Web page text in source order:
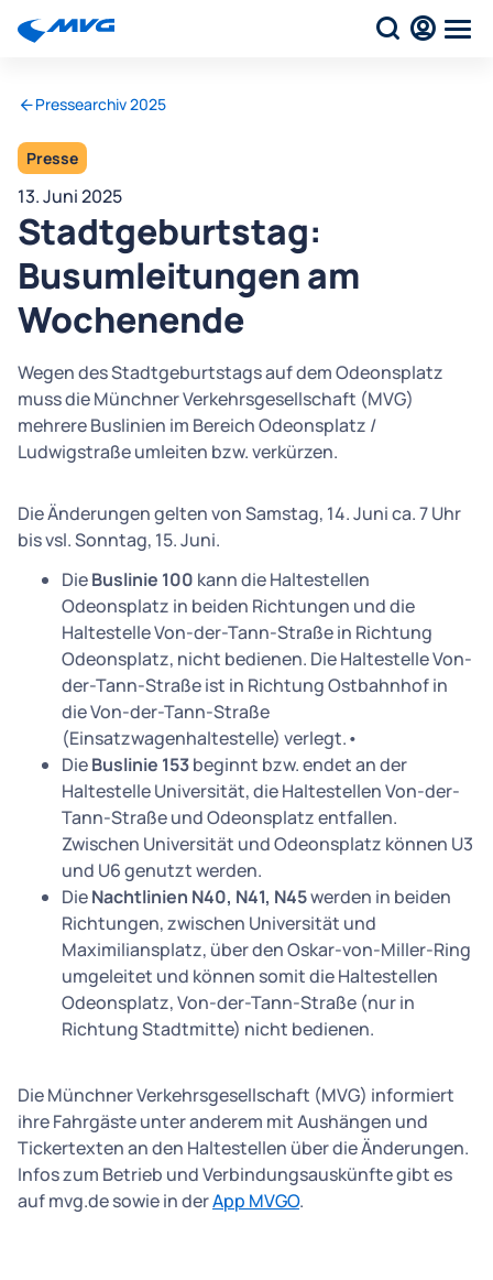
Pressearchiv 2025
Presse
13. Juni 2025
Stadtgeburtstag:
Busumleitungen am
Wochenende
Wegen des Stadtgeburtstags auf dem Odeonsplatz
muss die Münchner Verkehrsgesellschaft (MVG)
mehrere Buslinien im Bereich Odeonsplatz /
Ludwigstraße umleiten bzw. verkürzen.
Die Änderungen gelten von Samstag, 14. Juni ca. 7 Uhr
bis vsl. Sonntag, 15. Juni.
DieBuslinie 100 kann die Haltestellen
Odeonsplatz in beiden Richtungen und die
Haltestelle Von-der-Tann-Straße in Richtung
Odeonsplatz, nicht bedienen. Die Haltestelle Von-
der-Tann-Straße ist in Richtung Ostbahnhof in
die Von-der-Tann-Straße
(Einsatzwagenhaltestelle) verlegt.•
DieBuslinie 153beginnt bzw. endet an der
Haltestelle Universität, die Haltestellen Von-der-
Tann-Straße und Odeonsplatz entfallen.
Zwischen Universität und Odeonsplatz können U3
und U6 genutzt werden.
DieNachtlinien N40, N41, N45werden in beiden
Richtungen, zwischen Universität und
Maximiliansplatz, über den Oskar-von-Miller-Ring
umgeleitet und können somit die Haltestellen
Odeonsplatz, Von-der-Tann-Straße (nur in
Richtung Stadtmitte) nicht bedienen.
Die Münchner Verkehrsgesellschaft (MVG) informiert
ihre Fahrgäste unter anderem mit Aushängen und
Tickertexten an den Haltestellen über die Änderungen.
Infos zum Betrieb und Verbindungsauskünfte gibt es
auf mvg.de sowie in derApp MVGO.